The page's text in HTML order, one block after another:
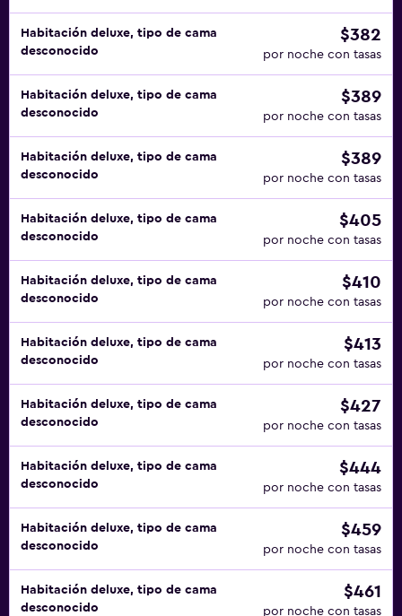
Habitación deluxe, tipo de cama
desconocido
$382
por noche con tasas
Habitación deluxe, tipo de cama
desconocido
$389
por noche con tasas
Habitación deluxe, tipo de cama
desconocido
$389
por noche con tasas
Habitación deluxe, tipo de cama
desconocido
$405
por noche con tasas
Habitación deluxe, tipo de cama
desconocido
$410
por noche con tasas
Habitación deluxe, tipo de cama
desconocido
$413
por noche con tasas
Habitación deluxe, tipo de cama
desconocido
$427
por noche con tasas
Habitación deluxe, tipo de cama
desconocido
$444
por noche con tasas
Habitación deluxe, tipo de cama
desconocido
$459
por noche con tasas
Habitación deluxe, tipo de cama
desconocido
$461
por noche con tasas